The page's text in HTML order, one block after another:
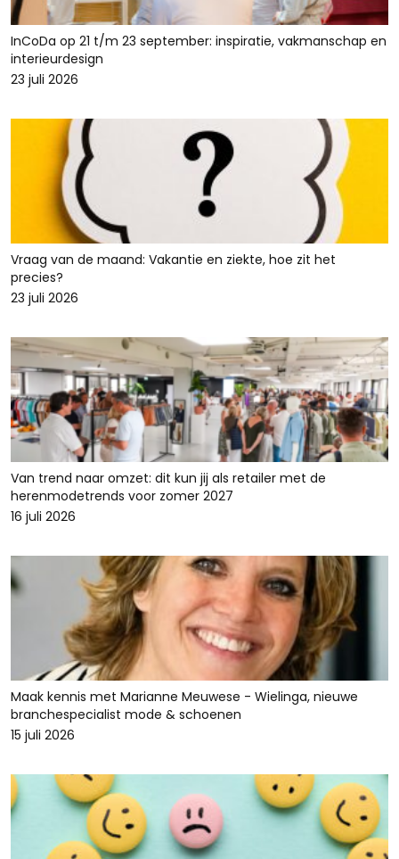
InCoDa op 21 t/m 23 september: inspiratie, vakmanschap en
interieurdesign
23 juli 2026
Vraag van de maand: Vakantie en ziekte, hoe zit het
precies?
23 juli 2026
Van trend naar omzet: dit kun jij als retailer met de
herenmodetrends voor zomer 2027
16 juli 2026
Maak kennis met Marianne Meuwese - Wielinga, nieuwe
branchespecialist mode & schoenen
15 juli 2026